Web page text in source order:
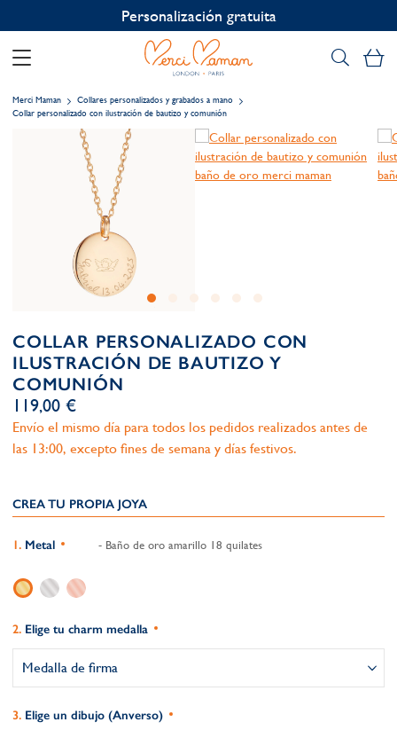
Personalización gratuita
Merci Maman
Collares personalizados y grabados a mano
Collar personalizado con ilustración de bautizo y comunión
COLLAR PERSONALIZADO CON
ILUSTRACIÓN DE BAUTIZO Y
COMUNIÓN
119,00 €
Envío el mismo día para todos los pedidos realizados antes de
las 13:00, excepto fines de semana y días festivos.
CREA TU PROPIA JOYA
Metal - Baño de oro amarillo 18 quilates
Elige tu charm medalla
Elige un dibujo (Anverso)